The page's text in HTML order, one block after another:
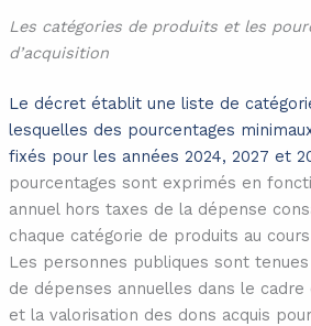
Les catégories de produits et les
d’acquisition
Le décret établit une liste de
lesquelles des pourcentages
fixés pour les années 2024, 2027 et
pourcentages sont exprimés en
annuel hors taxes de la dépense
chaque catégorie de produits au
Les personnes publiques sont
de dépenses annuelles dans le
et la valorisation des dons acquis